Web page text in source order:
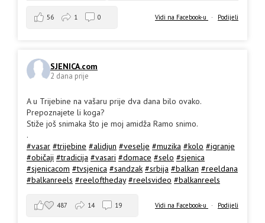
Vidi na Facebook-u · Podijeli
56 1 0
SJENICA.com
2 dana prije
A u Trijebine na vašaru prije dva dana bilo ovako.
Prepoznajete li koga?
Stiže još snimaka što je moj amidža Ramo snimo.
.
#vasar #trijebine #alidjun #veselje #muzika #kolo #igranje
#običaji #tradicija #vasari #domace #selo #sjenica
#sjenicacom #tvsjenica #sandzak #srbija #balkan #reeldana
#balkanreels #reeloftheday #reelsvideo #balkanreels
Vidi na Facebook-u · Podijeli
487 14 19